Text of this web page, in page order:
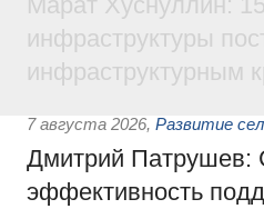
инфраструктуры
инфраструктурным
7 августа 2026, Развитие
Дмитрий Патрушев:
эффективность